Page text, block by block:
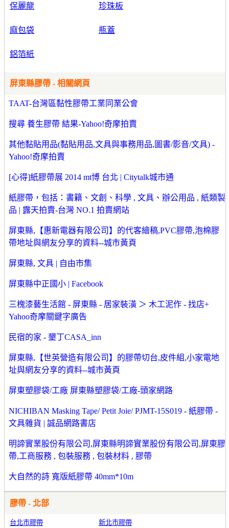
保麗龍 珍珠板
麻包袋 瓶蓋
鋁箔紙
屏東縣膠帶 - 相關網頁
TAAT-台灣區黏性膠帶工業同業公會
搜尋 養生膠帶 結果-Yahoo!奇摩拍賣
其他黏貼用品(黏貼用品,文具與事務用品,圖書/影音/文具) -
Yahoo!奇摩拍賣
[心得]紙膠帶展 2014 mt博 台北 | Citytalk城市通
紙膠帶，包括：書籍、文創、科學 , 文具、辦公用品 , 紙類製
品 | 露天拍賣-台灣 NO.1 拍賣網站
屏東縣,【惠新電器有限公司】的代客繪稿,PVC膠帶,泡棉膠
帶地址與網友分享的資料--城市黃頁
屏東縣, 文具 | 自由市集
屏東縣中正國小 | Facebook
三槐漆藝生活館 - 屏東縣 - 居家裝潢 ＞ 木工泥作 - 找店+
Yahoo奇摩關鍵字廣告
民宿的家 - 墾丁CASA_inn
屏東縣,【世英營造有限公司】的膠帶切台,皮件組,小家電地
址與網友分享的資料--城市黃頁
屏東塑膠袋/工廠 屏東縣塑膠袋/工廠-頭家網路
NICHIBAN Masking Tape/ Petit Joie/ PJMT-15S019 - 紙膠帶 -
文具雜貨 | 誠品網路書店
明諦實業股份有限公司,屏東縣明諦實業股份有限公司,屏東膠
帶,工商服務 , 包裝服務 , 包裝材料 , 膠帶
大自然的詩 寬版紙膠帶 40mm*10m
膠帶 - 北部
台北市膠帶 新北市膠帶